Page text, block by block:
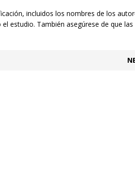
incluidos los nombres de los
estudio. También asegúrese de que